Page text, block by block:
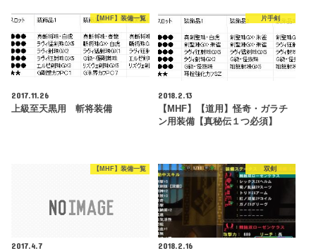
【MHF】装備一覧
2017.11.26
上級至天黒用 斬将装備
片手剣
2018.2.13
【MHF】【道用】怪奇・ガラチ
ン用装備【真秘伝１つ必須】
【MHF】装備一覧
2017.4.7
双剣
2018.2.16